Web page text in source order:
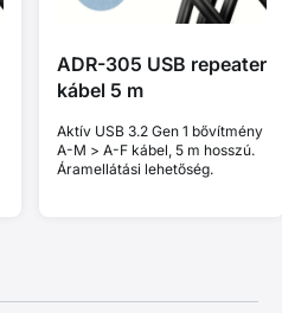
ADR-305 USB repeater
kábel 5 m
Aktív USB 3.2 Gen 1 bővítmény
A-M > A-F kábel, 5 m hosszú.
Áramellátási lehetőség.